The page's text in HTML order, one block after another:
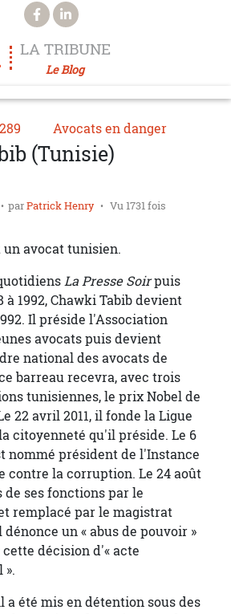
LA TRIBUNE
Le Blog
Avocats en danger
(Tunisie)
parPatrick Henry Vu 1731 fois
un avocat tunisien.
La Presse Soirpuis
à 1992, Chawki Tabib devient
Il préside l'Association
avocats puis devient
national des avocats de
barreau recevra, avec trois
tunisiennes, le prix Nobel de
22 avril 2011, il fonde la Ligue
citoyenneté qu'il préside. Le 6
nommé président de l'Instance
contre la corruption. Le 24 août
de ses fonctions par le
remplacé par le magistrat
un « abus de pouvoir »
décision d'« acte
a été mis en détention sous des